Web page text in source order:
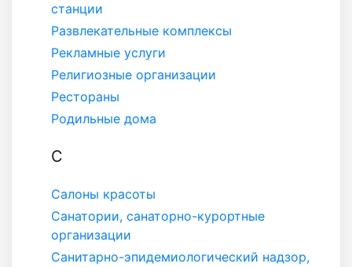
станции
Развлекательные комплексы
Рекламные услуги
Религиозные организации
Рестораны
Родильные дома
С
Салоны красоты
Санатории, санаторно-курортные
организации
Санитарно-эпидемиологический надзор,